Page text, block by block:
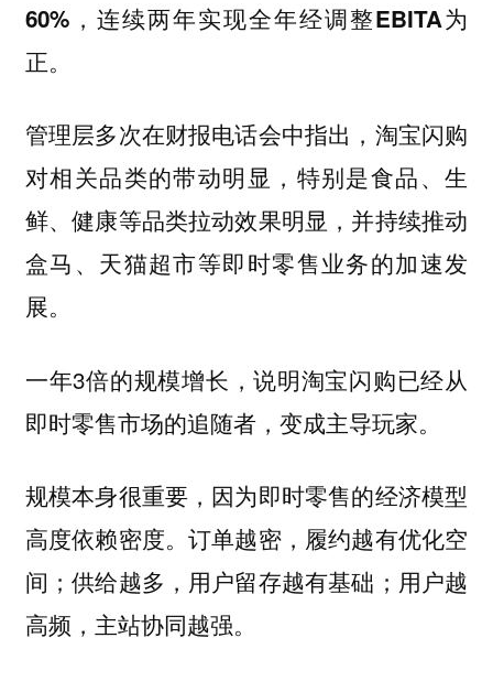
60%，连续两年实现全年经调整EBITA为
正。
管理层多次在财报电话会中指出，淘宝闪购
对相关品类的带动明显，特别是食品、生
鲜、健康等品类拉动效果明显，并持续推动
盒马、天猫超市等即时零售业务的加速发
展。
一年3倍的规模增长，说明淘宝闪购已经从
即时零售市场的追随者，变成主导玩家。
规模本身很重要，因为即时零售的经济模型
高度依赖密度。订单越密，履约越有优化空
间；供给越多，用户留存越有基础；用户越
高频，主站协同越强。